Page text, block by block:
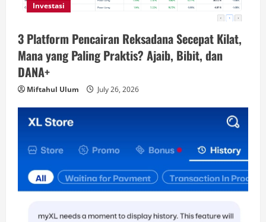
Investasi
3 Platform Pencairan Reksadana Secepat Kilat,
Mana yang Paling Praktis? Ajaib, Bibit, dan
DANA+
Miftahul Ulum July 26, 2026